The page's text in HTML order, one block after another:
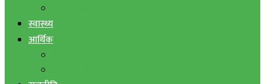
स्वास्थ्य
आर्थिक